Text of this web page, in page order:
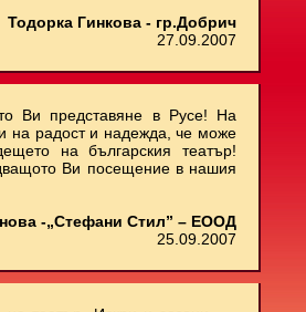
Тодорка Гинкова - гр.Добрич
27.09.2007
Ви представяне в Русе! На
на радост и надежда, че може
на българския театър!
Ви посещение в нашия
-„Стефани Стил” – ЕООД
25.09.2007